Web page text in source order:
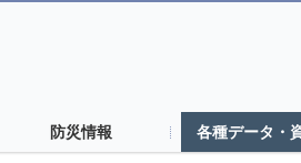
防災情報 各種データ・